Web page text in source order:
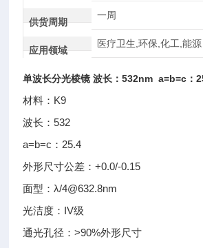
供货周期
一周
应用领域
医疗卫生,环保,化工,能源
单波长分光棱镜 波长：532nm a=b=c：
材料：K9
波长：532
a=b=c：25.4
外形尺寸公差：+0.0/-0.15
面型：λ/4@632.8nm
光洁度：IV级
通光孔径：>90%外形尺寸